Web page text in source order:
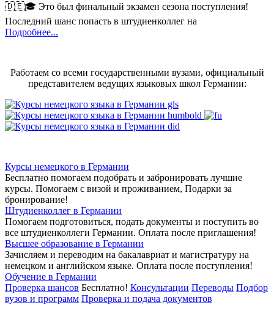
🇩🇪🎓 Это был финальный экзамен сезона поступления!
Последний шанс попасть в штудиенколлег на
Подробнее...
Работаем со всеми государственными вузами, официальный
представителем ведущих языковых школ Германии:
Курсы немецкого в Германии
Бесплатно помогаем подобрать и забронировать лучшие
курсы. Помогаем с визой и проживанием, Подарки за
бронирование!
Штудиенколлег в Германии
Помогаем подготовиться, подать документы и поступить во
все штудиенколлеги Германии. Оплата после приглашения!
Высшее образование в Германии
Зачисляем и переводим на бакалавриат и магистратуру на
немецком и английском языке. Оплата после поступления!
Обучение в Германии
Проверка шансов Бесплатно! Консультации Переводы Подбор
вузов и программ Проверка и подача документов